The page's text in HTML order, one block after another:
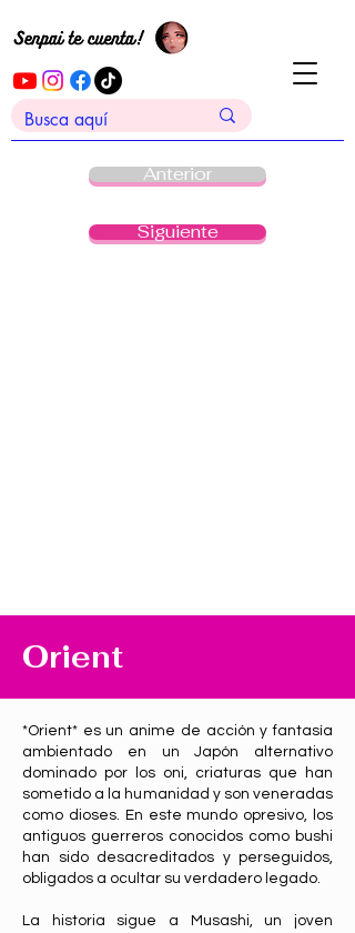
Anterior
Siguiente
Orient
*Orient* es un anime de acción y fantasía
ambientado en un Japón alternativo
dominado por los oni, criaturas que han
sometido a la humanidad y son veneradas
como dioses. En este mundo opresivo, los
antiguos guerreros conocidos como bushi
han sido desacreditados y perseguidos,
obligados a ocultar su verdadero legado.
La historia sigue a Musashi, un joven